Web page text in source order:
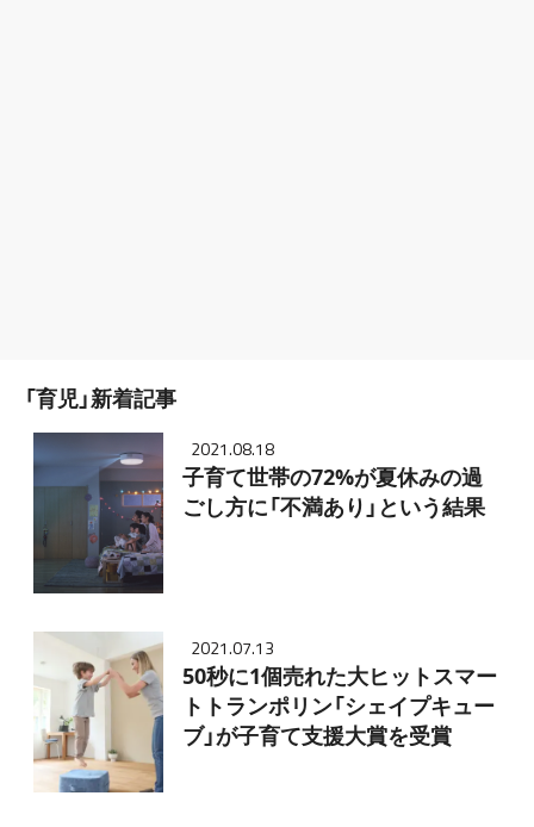
「育児」新着記事
2021.08.18
子育て世帯の72%が夏休みの過
ごし方に「不満あり」という結果
2021.07.13
50秒に1個売れた大ヒットスマー
トトランポリン「シェイプキュー
ブ」が子育て支援大賞を受賞